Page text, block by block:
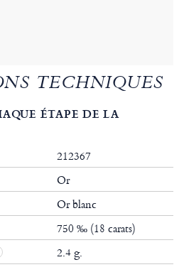
TECHNIQUES
ÉTAPE DE LA
212367
Or
Or blanc
750 ‰ (18 carats)
2.4 g.